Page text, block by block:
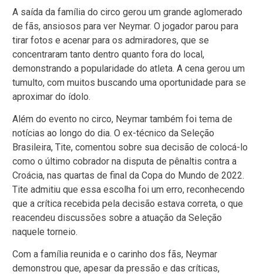
A saída da família do circo gerou um grande aglomerado
de fãs, ansiosos para ver Neymar. O jogador parou para
tirar fotos e acenar para os admiradores, que se
concentraram tanto dentro quanto fora do local,
demonstrando a popularidade do atleta. A cena gerou um
tumulto, com muitos buscando uma oportunidade para se
aproximar do ídolo.
Além do evento no circo, Neymar também foi tema de
notícias ao longo do dia. O ex-técnico da Seleção
Brasileira, Tite, comentou sobre sua decisão de colocá-lo
como o último cobrador na disputa de pênaltis contra a
Croácia, nas quartas de final da Copa do Mundo de 2022.
Tite admitiu que essa escolha foi um erro, reconhecendo
que a crítica recebida pela decisão estava correta, o que
reacendeu discussões sobre a atuação da Seleção
naquele torneio.
Com a família reunida e o carinho dos fãs, Neymar
demonstrou que, apesar da pressão e das críticas,